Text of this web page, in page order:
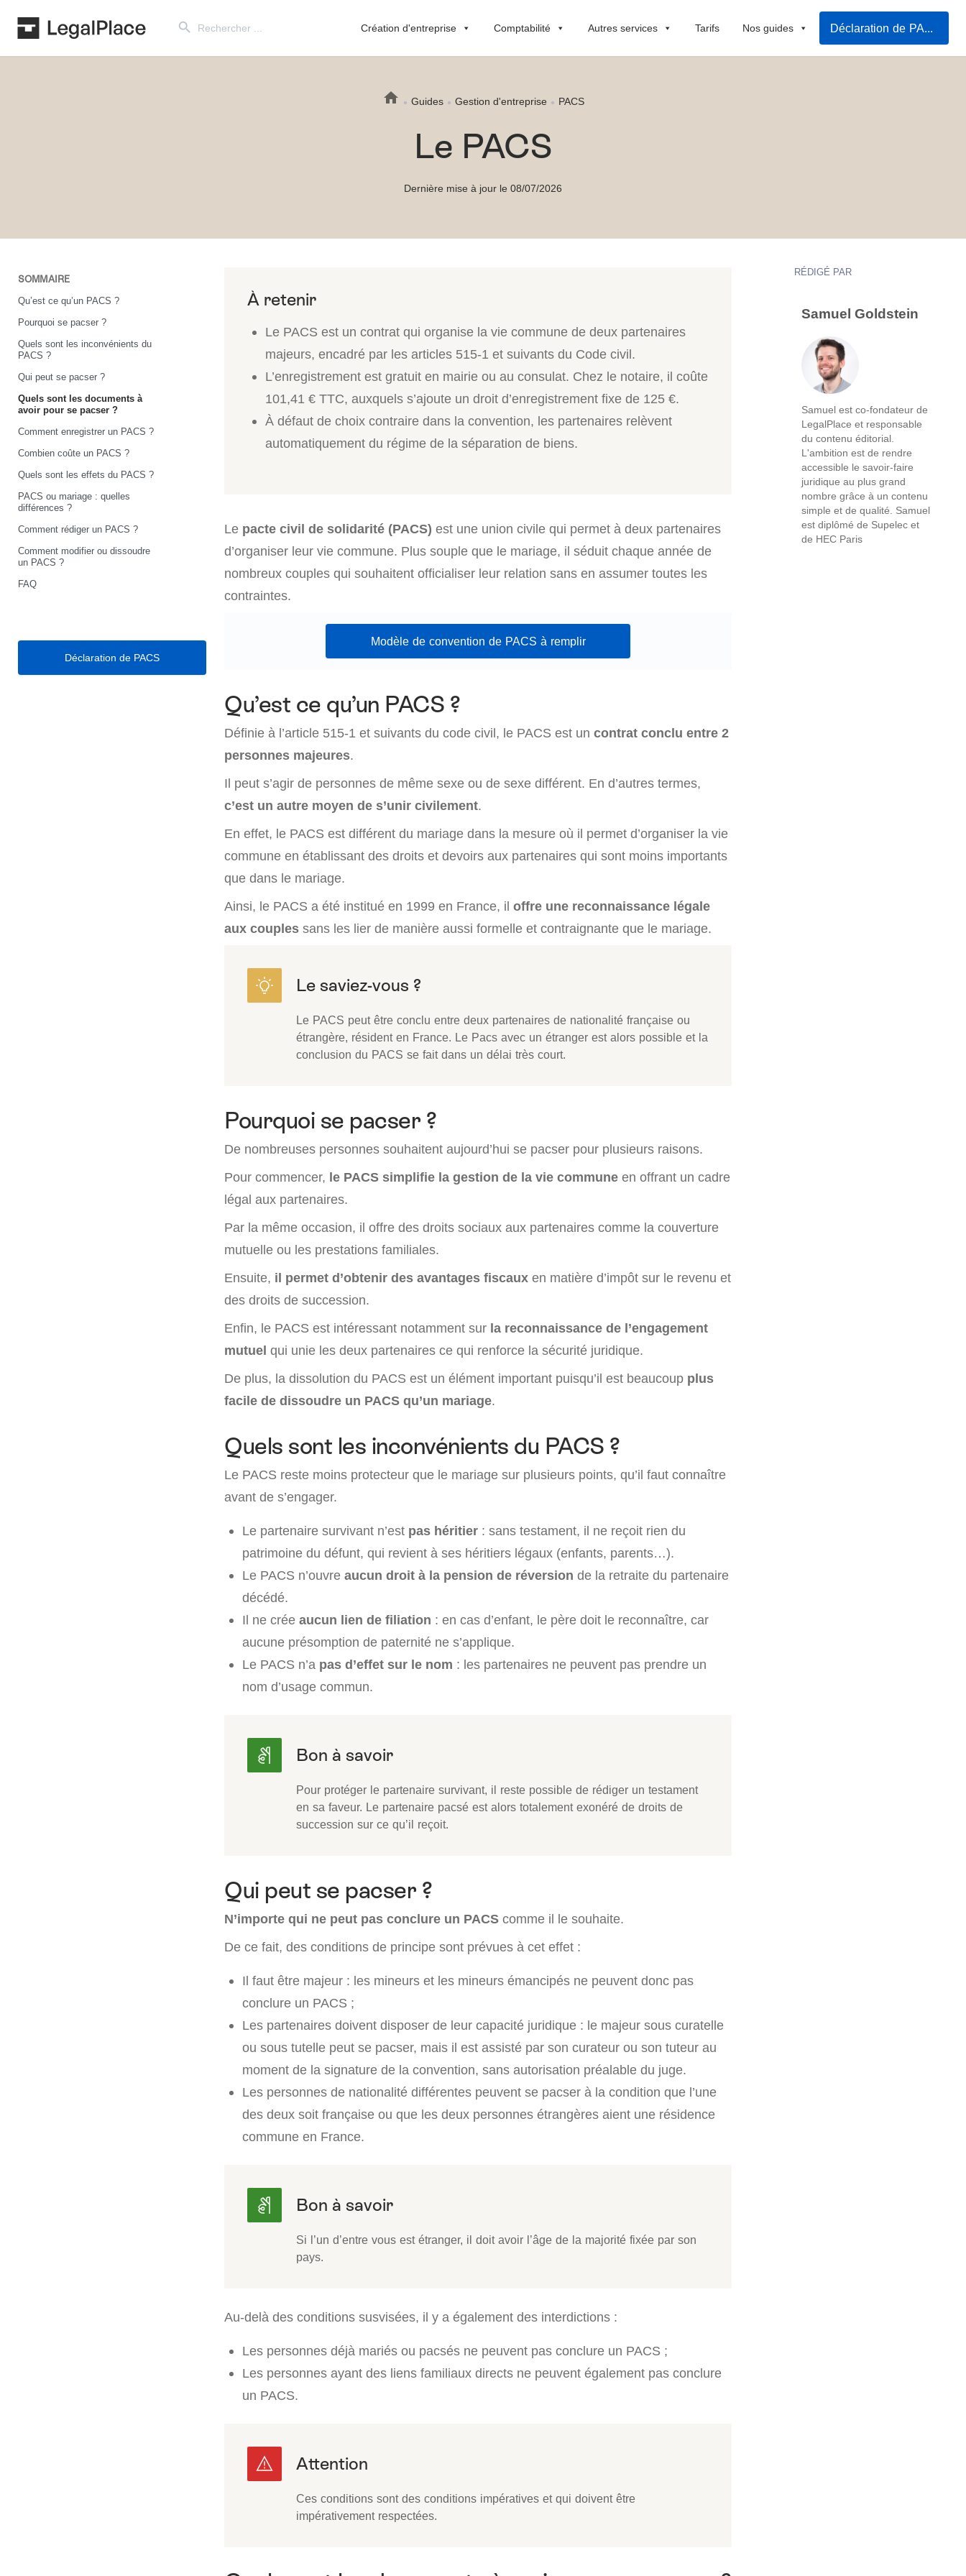
for:
Création d'entreprise Comptabilité Autres services Tarifs Nos guides Déclaration de PACS
Guides Gestion d'entreprise PACS
Le PACS
Dernière mise à jour le 08/07/2026
SOMMAIRE
Qu’est ce qu’un PACS ?
Pourquoi se pacser ?
Quels sont les inconvénients du
PACS ?
Qui peut se pacser ?
Quels sont les documents à
avoir pour se pacser ?
Comment enregistrer un PACS ?
Combien coûte un PACS ?
Quels sont les effets du PACS ?
PACS ou mariage : quelles
différences ?
Comment rédiger un PACS ?
Comment modifier ou dissoudre
un PACS ?
FAQ
Déclaration de PACS
Le PACS est un contrat qui organise la vie commune de deux partenaires
majeurs, encadré par les articles 515-1 et suivants du Code civil.
L’enregistrement est gratuit en mairie ou au consulat. Chez le notaire, il coûte
101,41 € TTC, auxquels s’ajoute un droit d’enregistrement fixe de 125 €.
À défaut de choix contraire dans la convention, les partenaires relèvent
automatiquement du régime de la séparation de biens.
Le pacte civil de solidarité (PACS) est une union civile qui permet à deux partenaires
d’organiser leur vie commune. Plus souple que le mariage, il séduit chaque année de
nombreux couples qui souhaitent officialiser leur relation sans en assumer toutes les
contraintes.
Modèle de convention de PACS à remplir
Qu’est ce qu’un PACS ?
Définie à l’article 515-1 et suivants du code civil, le PACS est un contrat conclu entre 2
personnes majeures.
Il peut s’agir de personnes de même sexe ou de sexe différent. En d’autres termes,
c’est un autre moyen de s’unir civilement.
En effet, le PACS est différent du mariage dans la mesure où il permet d’organiser la vie
commune en établissant des droits et devoirs aux partenaires qui sont moins importants
que dans le mariage.
Ainsi, le PACS a été institué en 1999 en France, il offre une reconnaissance légale
aux couples sans les lier de manière aussi formelle et contraignante que le mariage.
Le PACS peut être conclu entre deux partenaires de nationalité française ou
étrangère, résident en France. Le Pacs avec un étranger est alors possible et la
conclusion du PACS se fait dans un délai très court.
Pourquoi se pacser ?
De nombreuses personnes souhaitent aujourd’hui se pacser pour plusieurs raisons.
Pour commencer, le PACS simplifie la gestion de la vie commune en offrant un cadre
légal aux partenaires.
Par la même occasion, il offre des droits sociaux aux partenaires comme la couverture
mutuelle ou les prestations familiales.
Ensuite, il permet d’obtenir des avantages fiscaux en matière d’impôt sur le revenu et
des droits de succession.
Enfin, le PACS est intéressant notamment sur la reconnaissance de l’engagement
mutuel qui unie les deux partenaires ce qui renforce la sécurité juridique.
De plus, la dissolution du PACS est un élément important puisqu’il est beaucoup plus
facile de dissoudre un PACS qu’un mariage.
Quels sont les inconvénients du PACS ?
Le PACS reste moins protecteur que le mariage sur plusieurs points, qu’il faut connaître
avant de s’engager.
Le partenaire survivant n’est pas héritier : sans testament, il ne reçoit rien du
patrimoine du défunt, qui revient à ses héritiers légaux (enfants, parents…).
Le PACS n’ouvre aucun droit à la pension de réversion de la retraite du partenaire
décédé.
Il ne crée aucun lien de filiation : en cas d’enfant, le père doit le reconnaître, car
aucune présomption de paternité ne s’applique.
Le PACS n’a pas d’effet sur le nom : les partenaires ne peuvent pas prendre un
nom d’usage commun.
Pour protéger le partenaire survivant, il reste possible de rédiger un testament
en sa faveur. Le partenaire pacsé est alors totalement exonéré de droits de
succession sur ce qu’il reçoit.
Qui peut se pacser ?
N’importe qui ne peut pas conclure un PACS comme il le souhaite.
De ce fait, des conditions de principe sont prévues à cet effet :
Il faut être majeur : les mineurs et les mineurs émancipés ne peuvent donc pas
conclure un PACS ;
Les partenaires doivent disposer de leur capacité juridique : le majeur sous curatelle
ou sous tutelle peut se pacser, mais il est assisté par son curateur ou son tuteur au
moment de la signature de la convention, sans autorisation préalable du juge.
Les personnes de nationalité différentes peuvent se pacser à la condition que l’une
des deux soit française ou que les deux personnes étrangères aient une résidence
commune en France.
Si l’un d’entre vous est étranger, il doit avoir l’âge de la majorité fixée par son
pays.
Au-delà des conditions susvisées, il y a également des interdictions :
Les personnes déjà mariés ou pacsés ne peuvent pas conclure un PACS ;
Les personnes ayant des liens familiaux directs ne peuvent également pas conclure
un PACS.
Ces conditions sont des conditions impératives et qui doivent être
impérativement respectées.
RÉDIGÉ PAR
Samuel Goldstein
Samuel est co-fondateur de
LegalPlace et responsable
du contenu éditorial.
L'ambition est de rendre
accessible le savoir-faire
juridique au plus grand
nombre grâce à un contenu
simple et de qualité. Samuel
est diplômé de Supelec et
de HEC Paris